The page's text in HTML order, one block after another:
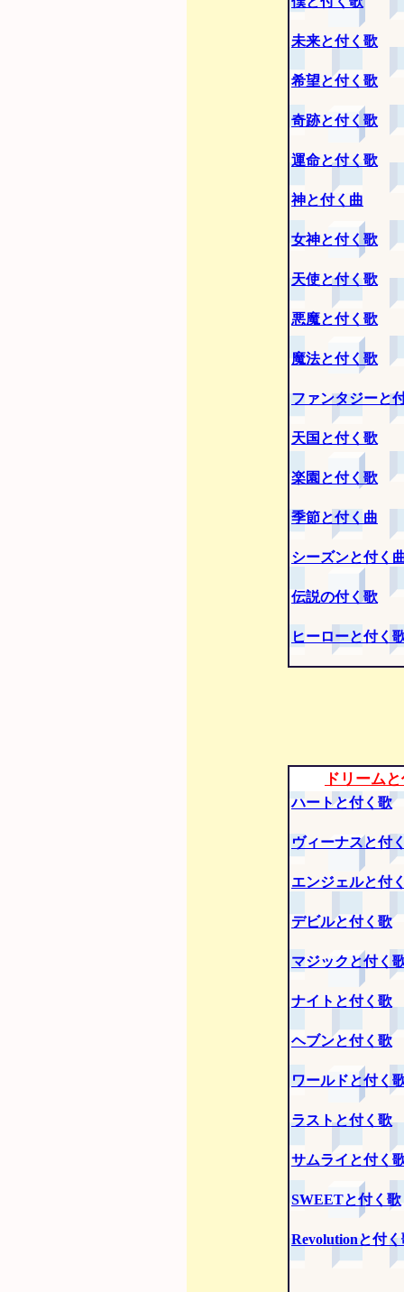
未来と付く歌
希望と付く歌
奇跡と付く歌
運命と付く歌
神と付く曲
女神と付く歌
天使と付く歌
悪魔と付く歌
魔法と付く歌
ファンタジーと
天国と付く歌
楽園と付く歌
季節と付く曲
シーズンと付く
伝説の付く歌
ヒーローと付く
ドリーム
ハートと付く歌
ヴィーナスと付
エンジェルと付
デビルと付く歌
マジックと付く
ナイトと付く歌
ヘブンと付く歌
ワールドと付く
ラストと付く歌
サムライと付く
SWEETと付く歌
Revolutionと付く